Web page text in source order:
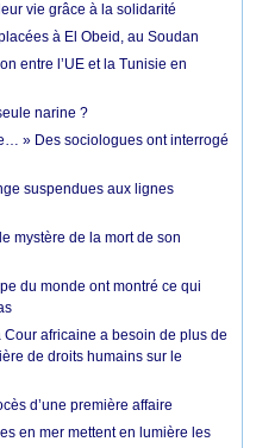
vie grâce à la solidarité
à El Obeid, au Soudan
entre l’UE et la Tunisie en
narine ?
» Des sociologues ont interrogé
suspendues aux lignes
mystère de la mort de son
du monde ont montré ce qui
africaine a besoin de plus de
de droits humains sur le
d’une première affaire
en mer mettent en lumière les